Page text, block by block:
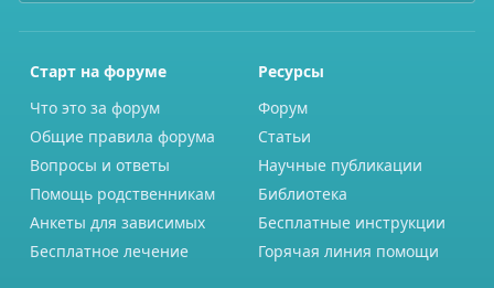
Старт на форуме
Что это за форум
Общие правила форума
Вопросы и ответы
Помощь родственникам
Анкеты для зависимых
Бесплатное лечение
Ресурсы
Форум
Статьи
Научные публикации
Библиотека
Бесплатные инструкции
Горячая линия помощи